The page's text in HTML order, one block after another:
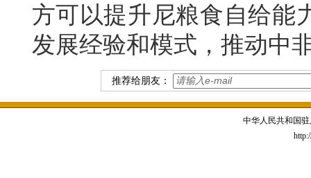
方可以提升尼粮食自给能
发展经验和模式，推动中
推荐给朋友：
中华人民共和国